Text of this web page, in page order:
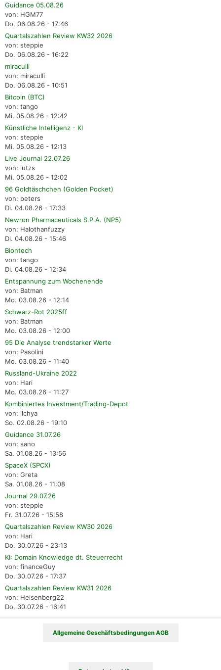
Guidance 05.08.26
von: HGM77
Do. 06.08.26 - 17:46
Quartalszahlen Review KW32 2026
von: steppie
Do. 06.08.26 - 16:22
miraculli
von: miraculli
Do. 06.08.26 - 10:51
Bitcoin (BTC)
von: tango
Mi. 05.08.26 - 12:42
Künstliche Intelligenz - KI
von: steppie
Mi. 05.08.26 - 12:13
Live Journal 22.07.26
von: lutzs
Mi. 05.08.26 - 12:02
96 Goldtäschchen (Golden Pocket)
von: peters
Di. 04.08.26 - 17:33
Newron Pharmaceuticals S.P.A. (NP5)
von: Halothanfuzzy
Di. 04.08.26 - 15:46
Biontech
von: tango
Di. 04.08.26 - 12:34
Entspannung zum Wochenende
von: Batman
Mo. 03.08.26 - 12:14
Schwarz-Rot 2025ff
von: Batman
Mo. 03.08.26 - 12:00
95 Die Analyse trendstarker Werte
von: Pasolini
Mo. 03.08.26 - 11:40
Russland-Ukraine 2022
von: Hari
Mo. 03.08.26 - 11:27
Kombiniertes Investment/Trading-Depot
von: ilchya
So. 02.08.26 - 19:10
Guidance 31.07.26
von: sano
Sa. 01.08.26 - 13:56
SpaceX (SPCX)
von: Greta
Sa. 01.08.26 - 11:08
Journal 29.07.26
von: steppie
Fr. 31.07.26 - 15:58
Quartalszahlen Review KW30 2026
von: Hari
Do. 30.07.26 - 23:13
KI: Domain Knowledge dt. Steuerrecht
von: financeGuy
Do. 30.07.26 - 17:37
Quartalszahlen Review KW31 2026
von: Heisenberg22
Do. 30.07.26 - 16:41
Allgemeine Geschäftsbedingungen AGB